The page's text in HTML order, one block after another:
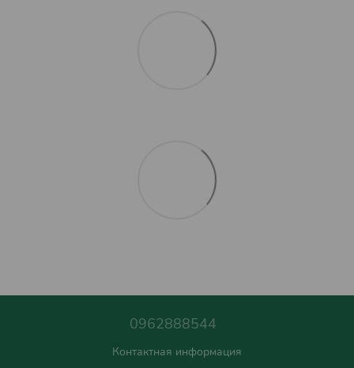
0962888544
Контактная информация